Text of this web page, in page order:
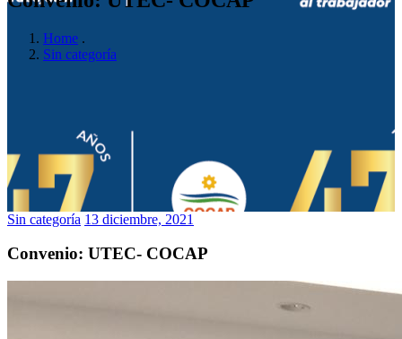
Home .
Sin categoría
Sin categoría 13 diciembre, 2021
Convenio: UTEC- COCAP